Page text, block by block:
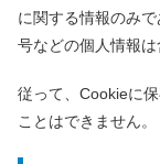
に関する情報のみ
号などの個人情報は
従って、Cookieに
ことはできません。